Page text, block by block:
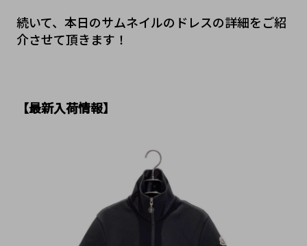
続いて、本日のサムネイルのドレスの詳細をご紹
介させて頂きます！
【最新入荷情報】